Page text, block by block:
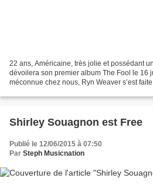
22 ans, Américaine, très jolie et possédant
dévoilera son premier album The Fool le 16
méconnue chez nous, Ryn Weaver s’est
Shirley Souagnon est Free
Publié le 12/06/2015 à 07:50
Par Steph Musicnation